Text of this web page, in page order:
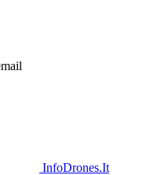
InfoDrones.It